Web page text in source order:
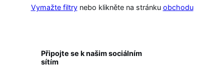
Vymažte filtrynebo klikněte na stránku obchodu
Připojte se k našim sociálním
sítím